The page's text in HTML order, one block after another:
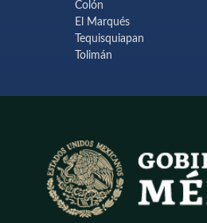
Colón
El Marqués
Tequisquiapan
Tolimán